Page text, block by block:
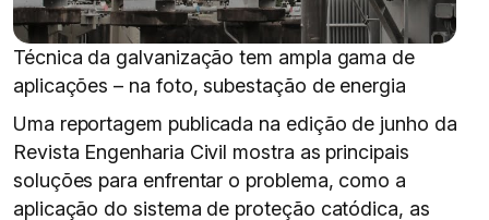
Técnica da galvanização tem ampla gama de
aplicações – na foto, subestação de energia
Uma reportagem publicada na edição de junho da
Revista Engenharia Civil mostra as principais
soluções para enfrentar o problema, como a
aplicação do sistema de proteção catódica, as